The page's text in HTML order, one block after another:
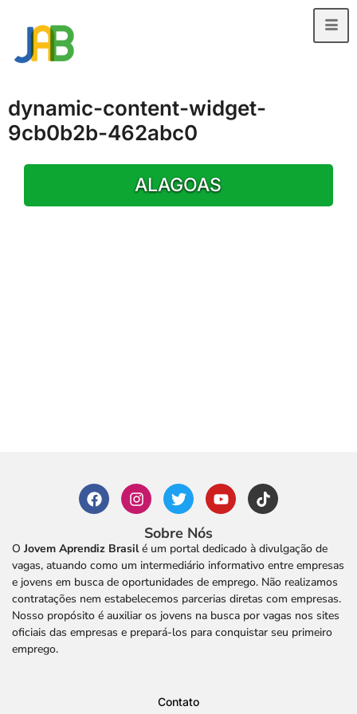
dynamic-content-widget-
9cb0b2b-462abc0
ALAGOAS
Sobre Nós
O Jovem Aprendiz Brasilé um portal dedicado à divulgação de
vagas, atuando como um intermediário informativo entre empresas
e jovens em busca de oportunidades de emprego. Não realizamos
contratações nem estabelecemos parcerias diretas com empresas.
Nosso propósito é auxiliar os jovens na busca por vagas nos sites
oficiais das empresas e prepará-los para conquistar seu primeiro
emprego.
Contato